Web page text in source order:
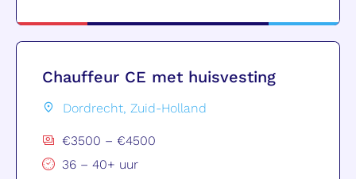
Chauffeur CE met huisvesting
Dordrecht, Zuid-Holland
€3500 – €4500
36 – 40+ uur